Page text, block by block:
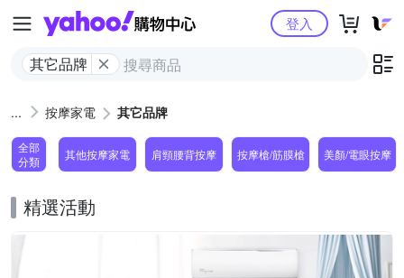
Yahoo購物中心
其它品牌
登入
按摩家電 其它品牌
全部
分類
其他按摩家電 肩頸腰背按摩 按摩槍/筋膜槍 美顏/電眼按摩
精選活動